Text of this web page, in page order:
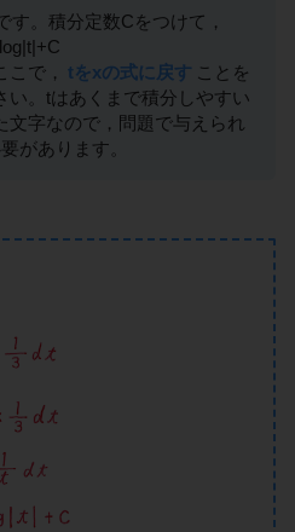
す。積分定数Cをつけて，
こで， tをxの式に戻す ことを
い。tはあくまで積分しやすい
文字なので，問題で与えられ
があります。